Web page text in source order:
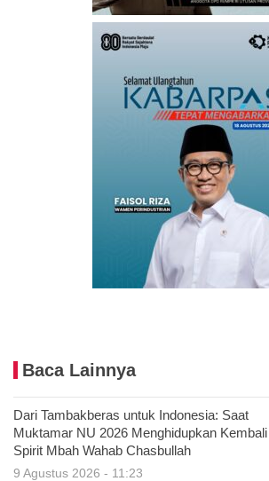
Baca Lainnya
Dari Tambakberas untuk Indonesia: Saat
Muktamar NU 2026 Menghidupkan Kembali
Spirit Mbah Wahab Chasbullah
9 Agustus 2026 - 11:23